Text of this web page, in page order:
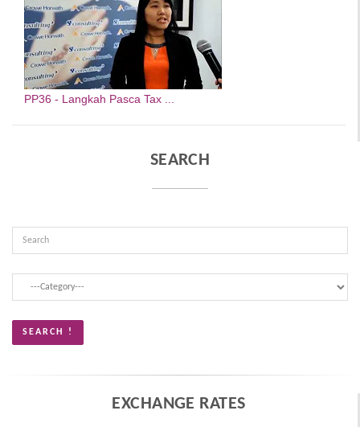
PP36 - Langkah Pasca Tax ...
SEARCH
EXCHANGE RATES